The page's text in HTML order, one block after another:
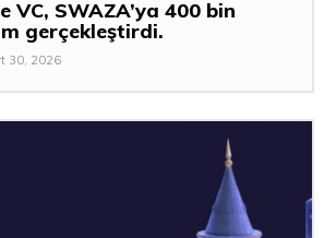
VC, SWAZA’ya 400 bin
gerçekleştirdi.
30, 2026